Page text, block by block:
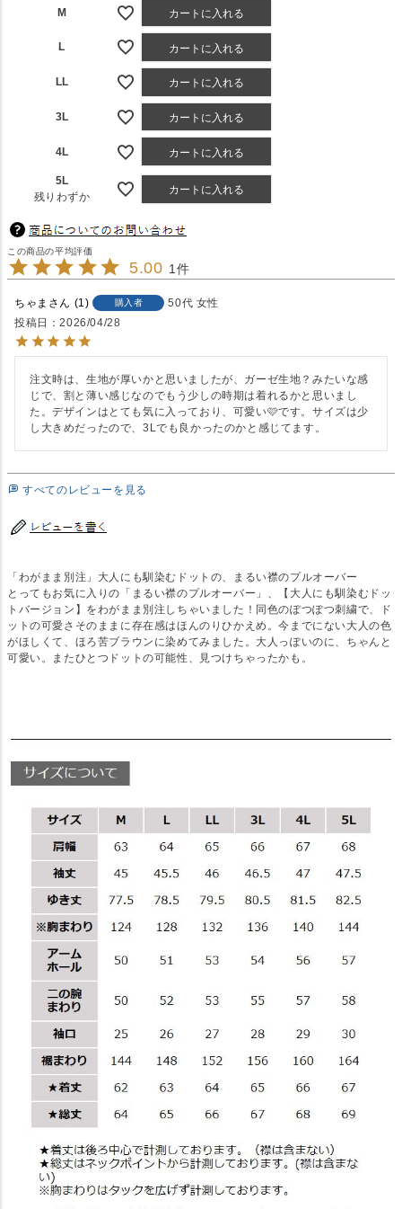
M カートに入れる
L カートに入れる
LL カートに入れる
3L カートに入れる
4L カートに入れる
5L
残りわずか
カートに入れる
5.00 1
ちゃま 1 購入者 50代 女性
投稿日
2026/04/28
注文時は、生地が厚いかと思いましたが、ガーゼ生地？みたいな感
じで、割と薄い感じなのでもう少しの時期は着れるかと思いまし
た。デザインはとても気に入っており、可愛い🩷です。サイズは少
し大きめだったので、3Lでも良かったのかと感じてます。
すべてのレビューを見る
「わがまま別注」大人にも馴染むドットの、まるい襟のプルオーバー
とってもお気に入りの「まるい襟のプルオーバー」、【大人にも馴染むドッ
トバージョン】をわがまま別注しちゃいました！同色のぽつぽつ刺繍で、ド
ットの可愛さそのままに存在感はほんのりひかえめ。今までにない大人の色
がほしくて、ほろ苦ブラウンに染めてみました。大人っぽいのに、ちゃんと
可愛い。またひとつドットの可能性、見つけちゃったかも。